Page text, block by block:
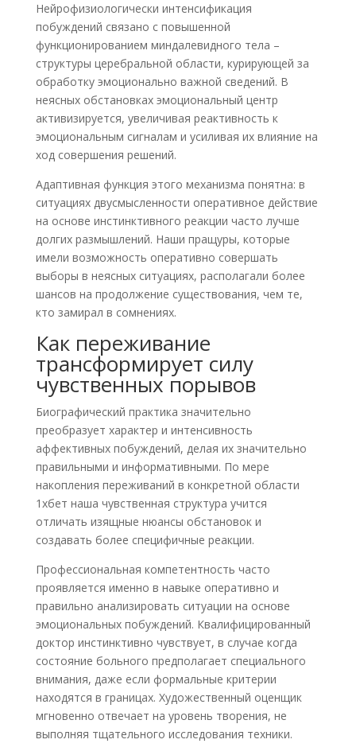
Нейрофизиологически интенсификация
побуждений связано с повышенной
функционированием миндалевидного тела –
структуры церебральной области, курирующей за
обработку эмоционально важной сведений. В
неясных обстановках эмоциональный центр
активизируется, увеличивая реактивность к
эмоциональным сигналам и усиливая их влияние на
ход совершения решений.
Адаптивная функция этого механизма понятна: в
ситуациях двусмысленности оперативное действие
на основе инстинктивного реакции часто лучше
долгих размышлений. Наши пращуры, которые
имели возможность оперативно совершать
выборы в неясных ситуациях, располагали более
шансов на продолжение существования, чем те,
кто замирал в сомнениях.
Как переживание
трансформирует силу
чувственных порывов
Биографический практика значительно
преобразует характер и интенсивность
аффективных побуждений, делая их значительно
правильными и информативными. По мере
накопления переживаний в конкретной области
1хбет наша чувственная структура учится
отличать изящные нюансы обстановок и
создавать более специфичные реакции.
Профессиональная компетентность часто
проявляется именно в навыке оперативно и
правильно анализировать ситуации на основе
эмоциональных побуждений. Квалифицированный
доктор инстинктивно чувствует, в случае когда
состояние больного предполагает специального
внимания, даже если формальные критерии
находятся в границах. Художественный оценщик
мгновенно отвечает на уровень творения, не
выполняя тщательного исследования техники.